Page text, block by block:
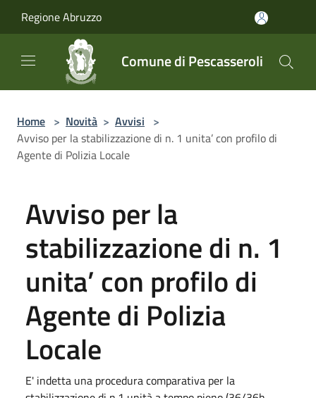
Regione Abruzzo
Comune di Pescasseroli
Home > Novità > Avvisi >
Avviso per la stabilizzazione di n. 1 unita’ con profilo di
Agente di Polizia Locale
Avviso per la
stabilizzazione di n. 1
unita’ con profilo di
Agente di Polizia
Locale
E' indetta una procedura comparativa per la